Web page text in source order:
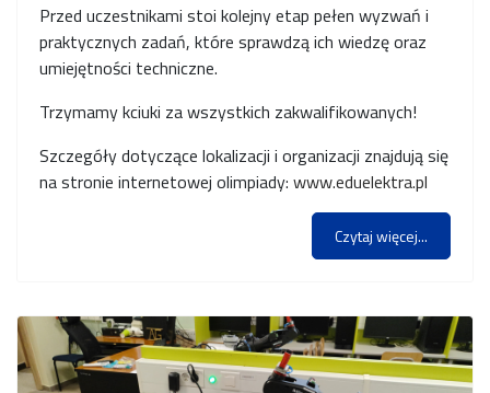
Przed uczestnikami stoi kolejny etap pełen wyzwań i
praktycznych zadań, które sprawdzą ich wiedzę oraz
umiejętności techniczne.
Trzymamy kciuki za wszystkich zakwalifikowanych!
Szczegóły dotyczące lokalizacji i organizacji znajdują się
na stronie internetowej olimpiady: www.eduelektra.pl
Czytaj więcej...